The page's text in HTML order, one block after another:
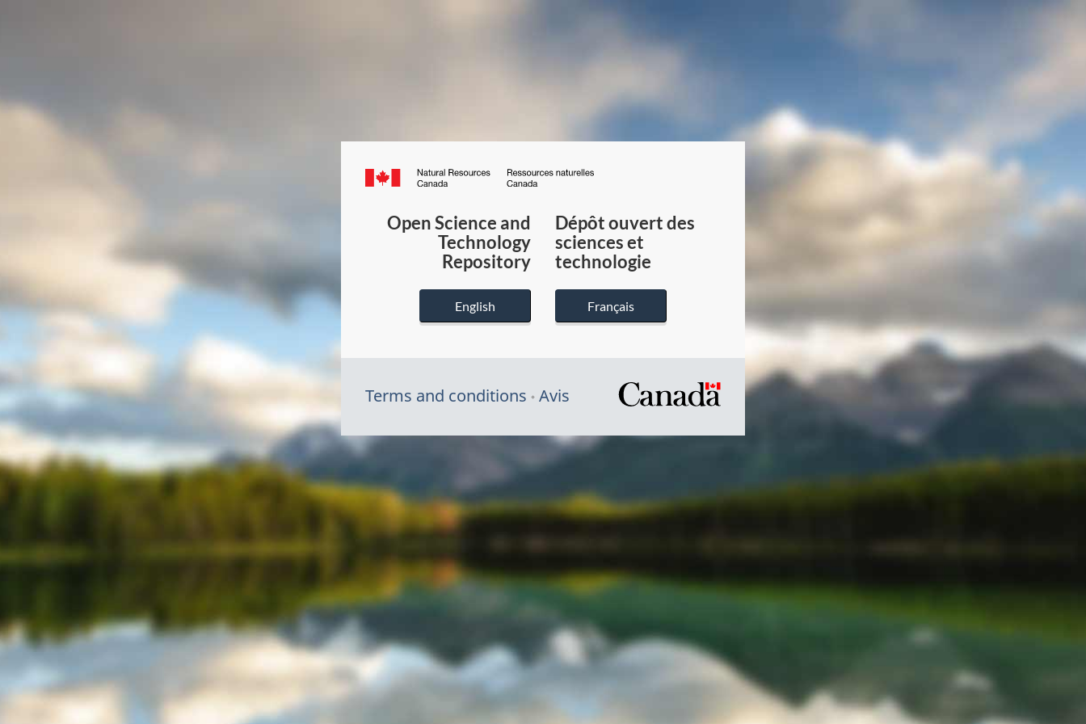
Canada.ca
du
Canada
Open Science and
Technology
Repository
English
Dépôt ouvert des
sciences et
technologie
Français
Terms and conditions Avis
/
gouvernement
du